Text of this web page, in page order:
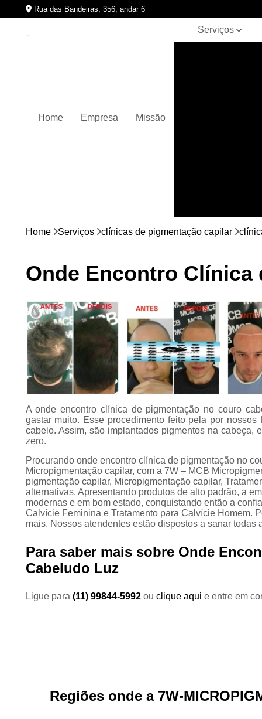
Rua das Bandeiras, 356, andar 6
Home Empresa Missão
Serviços
Preenchimento
Tratamento para
calvície
Home Serviços clínicas de pigmentação capilar
Onde Encontro Clínica
A onde encontro clínica de pigmentação no couro
gastar muito. Esse procedimento feito pela por
cabelo. Assim, são implantados pigmentos na
zero.
Procurando onde encontro clínica de pigmentação no
Micropigmentação capilar, com a 7W – MCB
pigmentação capilar, Micropigmentação capilar,
alternativas. Apresentando produtos de alto padrão, a
modernas e em bom estado, conquistando então a
Calvície Feminina e Tratamento para Calvície Homem.
mais. Nossos atendentes estão dispostos a sanar
Para saber mais sobre Onde
Cabeludo Luz
Ligue para (11) 99844-5992 ou clique aqui e entre em
Regiões onde a 7W-